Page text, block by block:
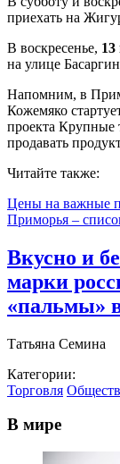
приехать на
В воскресенье, 13
на улице
Напомним, в
Кожемяко
проекта Крупные
продавать
Читайте также:
Цены на важные
Приморья –
Вкусно и
марки
«пальмы»
Татьяна Семина
Категории:
Торговля
В мире